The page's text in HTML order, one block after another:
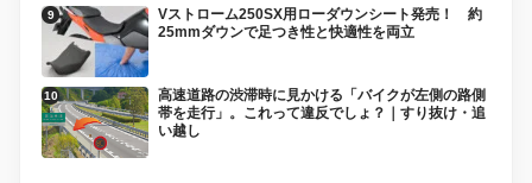
Vストローム250SX用ローダウンシート発売！ 約
25mmダウンで足つき性と快適性を両立
高速道路の渋滞時に見かける「バイクが左側の路側
帯を走行」。これって違反でしょ？｜すり抜け・追
い越し